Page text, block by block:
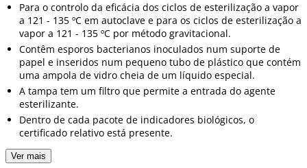
Para o controlo da eficácia dos ciclos de esterilização a vapor
a 121 - 135 ºC em autoclave e para os ciclos de esterilização a
vapor a 121 - 135 ºC por método gravitacional.
Contêm esporos bacterianos inoculados num suporte de
papel e inseridos num pequeno tubo de plástico que contém
uma ampola de vidro cheia de um líquido especial.
A tampa tem um filtro que permite a entrada do agente
esterilizante.
Dentro de cada pacote de indicadores biológicos, o
certificado relativo está presente.
Ver mais